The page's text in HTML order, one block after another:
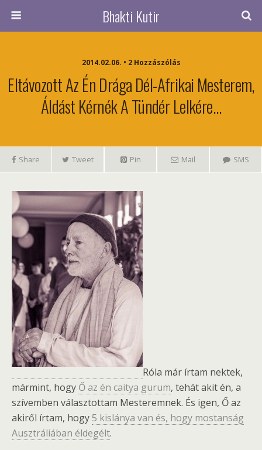
Bhakti Kutir
2014.02.06. • 2 Hozzászólás
Eltávozott Az Én Drága Dél-Afrikai Mesterem,
Áldást Kérnék A Tündér Lelkére…
Share Tweet Pin Mail SMS
Róla már írtam nektek,
mármint, hogy Ő az én caitya gurum, tehát akit én, a
szívemben választottam Mesteremnek. És igen, Ő az
akiről írtam, hogy 5 kislánya van és, hogy mostanság
Ausztráliában éldegélt.